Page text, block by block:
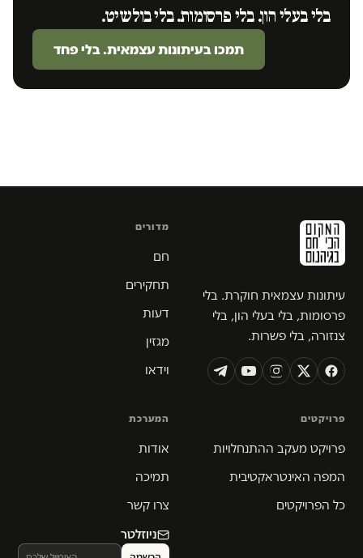
בלי בעלי הון. בלי פרסומות. בלי בולשיט.
תמכו בעיתונות עצמאית. בלי פחד
עיתונות עצמאית חוקרת. בלי
פרסומות, בלי בעלי הון, בלי
צנזורה, בלי פשרות.
מדורים
חם
תחקירים
דעות
מגזין
וידאו
פרויקטים
פרויקט מעקב ההתנחלויות
המפה האינטראקטיבית
כל הפרויקטים
המערכת
אודות
תמיכה
צרו קשר
ניוזלטר